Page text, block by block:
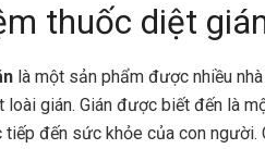
thuốc diệt
là một sản phẩm được nhiều
loài gián. Gián được biết đến là
đến sức khỏe của con người.